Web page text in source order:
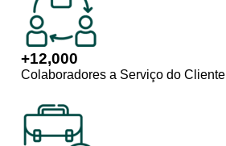
+12,000
Colaboradores a Serviço do Cliente